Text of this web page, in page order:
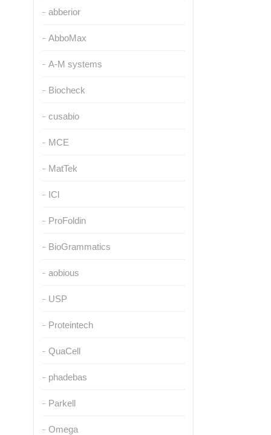
abberior
AbboMax
A-M systems
Biocheck
cusabio
MCE
MatTek
ICl
ProFoldin
BioGrammatics
aobious
USP
Proteintech
QuaCell
phadebas
Parkell
Omega